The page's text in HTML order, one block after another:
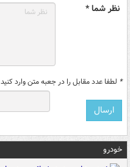
نظر شما *
* لطفا عدد مقابل را در جعبه متن وارد کنید
خودرو